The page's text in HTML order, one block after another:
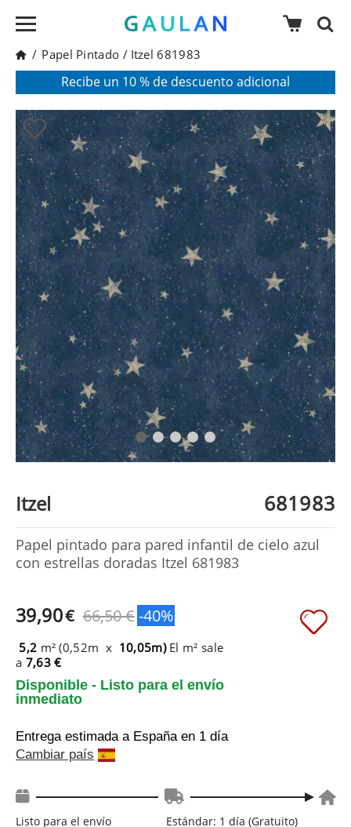
/ Papel Pintado / Itzel 681983
Pon en tu cesta el código:
Recibe un 10 % de descuento adicional
* Válido para pedidos superiores a 120€
Itzel 681983
Papel pintado para pared infantil de cielo azul
con estrellas doradas Itzel 681983
39,90€ 66,50 €-40%
5,2 m² (0,52m x 10,05m) El m² sale
a 7,63 €
Disponible - Listo para el envío
inmediato
Entrega estimada a España en 1 día
Cambiar país
Listo para el envío
Estándar: 1 día (Gratuito)